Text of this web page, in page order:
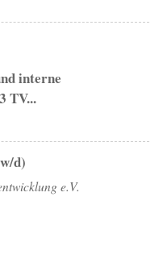
interne
TV...
d)
e.V.